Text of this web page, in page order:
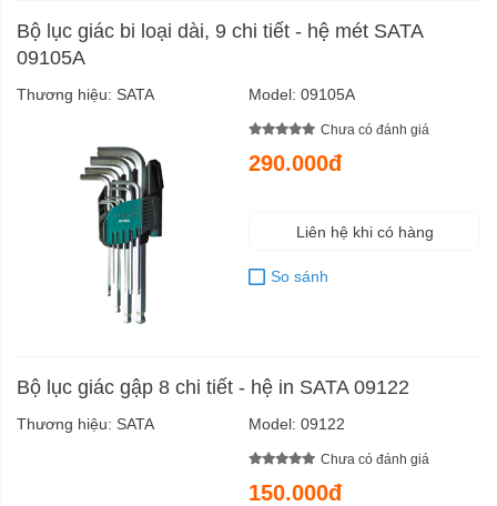
Bộ lục giác bi loại dài, 9 chi tiết - hệ mét SATA
09105A
Thương hiệu: SATA Model: 09105A
Chưa có đánh giá
290.000đ
Liên hệ khi có hàng
So sánh
Bộ lục giác gập 8 chi tiết - hệ in SATA 09122
Thương hiệu: SATA Model: 09122
Chưa có đánh giá
150.000đ